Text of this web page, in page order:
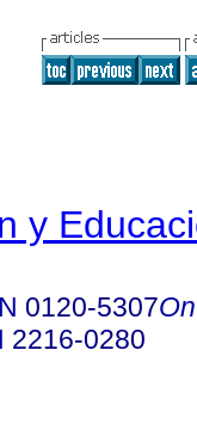
y
0120-5307
2216-0280